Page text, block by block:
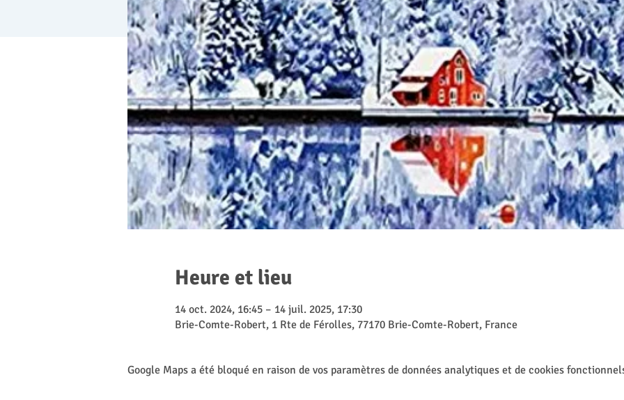
Heure et lieu
14 oct. 2024, 16:45 – 14 juil. 2025, 17:30
Brie-Comte-Robert, 1 Rte de Férolles, 77170 Brie-Comte-Robert, France
Google Maps a été bloqué en raison de vos paramètres de données analytiques et de cookies